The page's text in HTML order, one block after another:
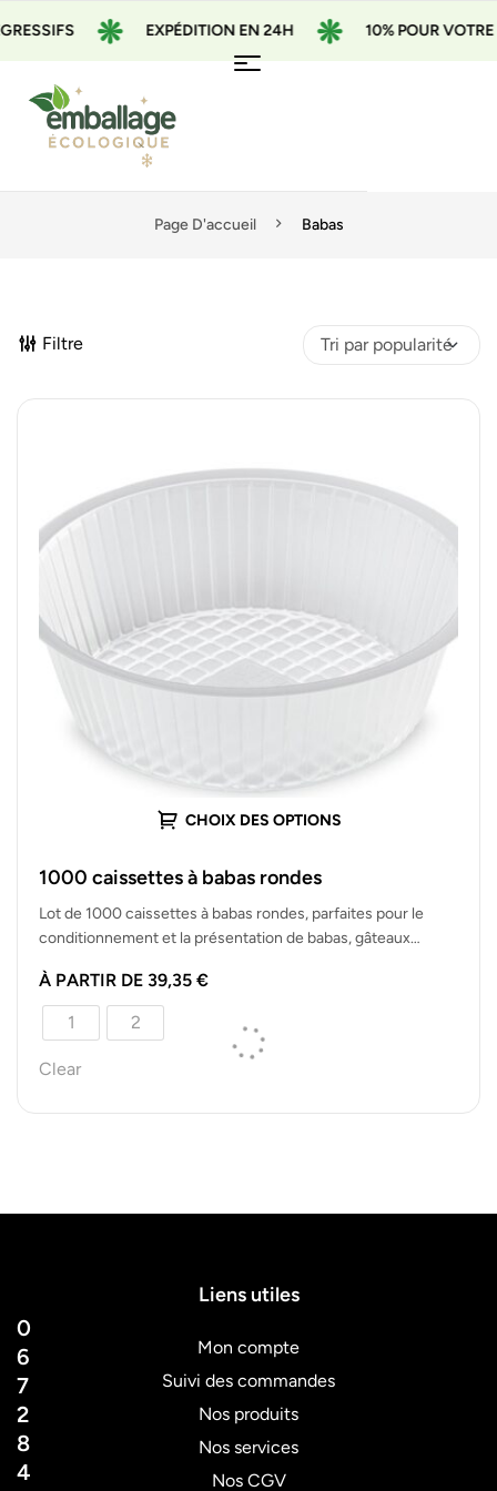
EXPÉDITION EN 24H 10% POUR VOTRE 1ÈRE
Page D'accueil Babas
Filtre
CHOIX DES OPTIONS
1000 caissettes à babas rondes
Lot de 1000 caissettes à babas rondes, parfaites pour le
conditionnement et la présentation de babas, gâteaux
À PARTIR DE 39,35 €
1
2
Clear
0
6
7
2
8
4
Liens utiles
Mon compte
Suivi des commandes
Nos produits
Nos services
Nos CGV